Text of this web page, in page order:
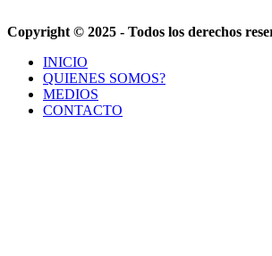
Copyright © 2025 - Todos los derechos
INICIO
QUIENES SOMOS?
MEDIOS
CONTACTO